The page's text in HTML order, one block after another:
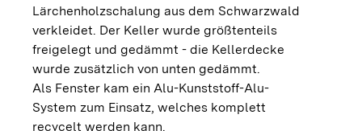
Lärchenholzschalung aus dem Schwarzwald
verkleidet. Der Keller wurde größtenteils
freigelegt und gedämmt - die Kellerdecke
wurde zusätzlich von unten gedämmt.
Als Fenster kam ein Alu-Kunststoff-Alu-
System zum Einsatz, welches komplett
recycelt werden kann.